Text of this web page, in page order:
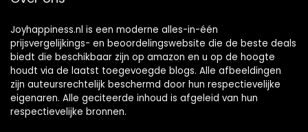
Joyhappiness.nl is een moderne alles-in-één
prijsvergelijkings- en beoordelingswebsite die de beste deals
biedt die beschikbaar zijn op amazon en u op de hoogte
houdt via de laatst toegevoegde blogs. Alle afbeeldingen
zijn auteursrechtelijk beschermd door hun respectievelijke
eigenaren. Alle geciteerde inhoud is afgeleid van hun
respectievelijke bronnen.